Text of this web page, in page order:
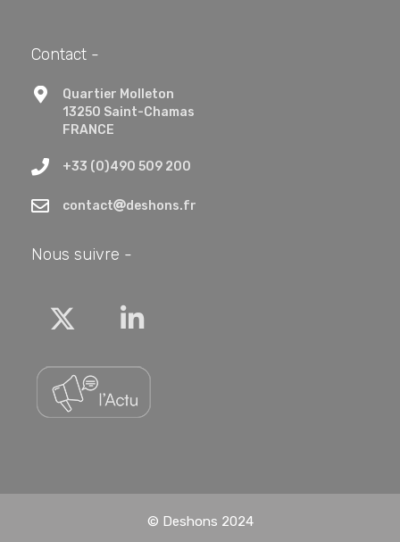
Contact -
Quartier Molleton
13250 Saint-Chamas
FRANCE
+33 (0)490 509 200
contact deshons.fr
Nous suivre -
TwitterLinkedin
© Deshons 2024